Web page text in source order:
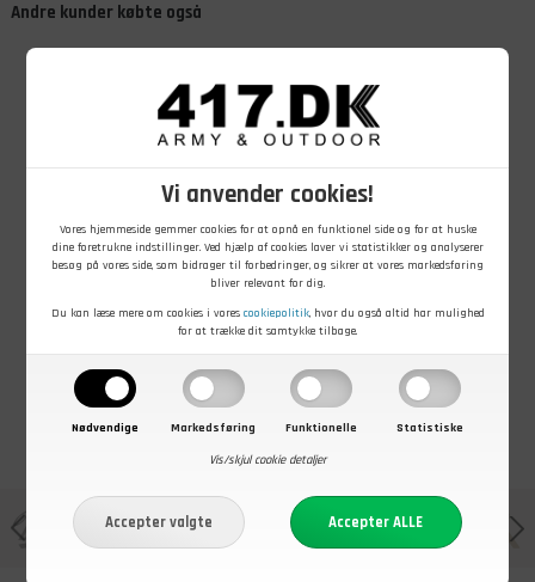
Vi anvender cookies!
Vores hjemmeside gemmer cookies for at opnå en funktionel side og for at huske
dine foretrukne indstillinger. Ved hjælp af cookies laver vi statistikker og analyserer
besøg på vores side, som bidrager til forbedringer, og sikrer at vores markedsføring
bliver relevant for dig.
Du kan læse mere om cookies i vores cookiepolitik, hvor du også altid har mulighed
for at trække dit samtykke tilbage.
Nødvendige Markedsføring Funktionelle
Statistiske
Vis/skjul cookie detaljer
Andre kunder købte også
299,00DKK
Stor økse i
hærdet stål, 59
249,00DKK
Helko Werk
Slibesten til
økser
99,00DKK
Mil-Tec
foldesav, Sort